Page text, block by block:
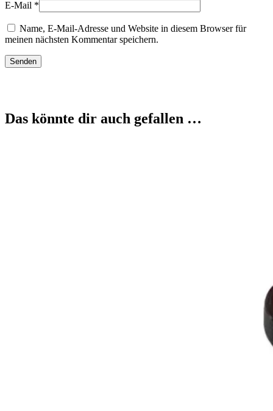
E-Mail *
Name, E-Mail-Adresse und Website in diesem Browser für
meinen nächsten Kommentar speichern.
Das könnte dir auch gefallen …